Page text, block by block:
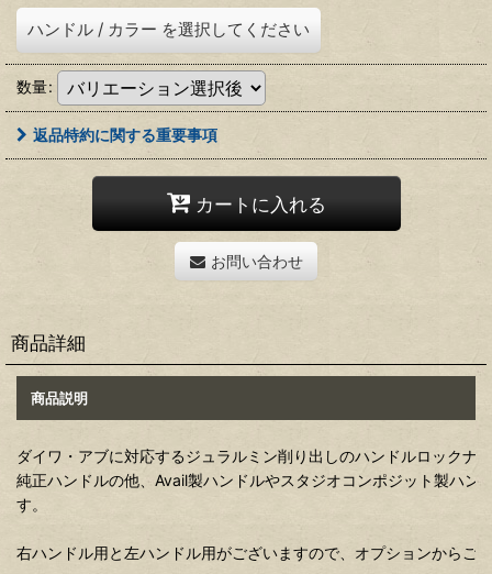
ハンドル / カラー を選択してください
数量:
返品特約に関する重要事項
カートに入れる
お問い合わせ
商品詳細
商品説明
ダイワ・アブに対応するジュラルミン削り出しのハンドルロックナ
純正ハンドルの他、Avail製ハンドルやスタジオコンポジット製ハン
す。
右ハンドル用と左ハンドル用がございますので、オプションからご